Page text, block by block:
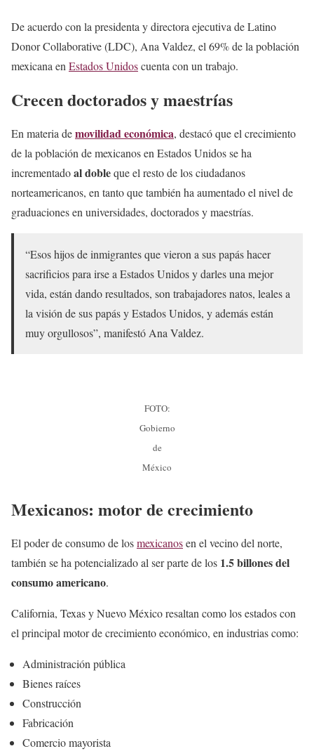
De acuerdo con la presidenta y directora ejecutiva de Latino
Donor Collaborative (LDC), Ana Valdez, el 69% de la población
mexicana enEstados Unidoscuenta con un trabajo.
Crecen doctorados y maestrías
En materia demovilidad económica, destacó que el crecimiento
de la población de mexicanos en Estados Unidos se ha
incrementadoal dobleque el resto de los ciudadanos
norteamericanos, en tanto que también ha aumentado el nivel de
graduaciones en universidades, doctorados y maestrías.
“Esos hijos de inmigrantes que vieron a sus papás hacer
sacrificios para irse a Estados Unidos y darles una mejor
vida, están dando resultados, son trabajadores natos, leales a
la visión de sus papás y Estados Unidos, y además están
muy orgullosos”, manifestó Ana Valdez.
FOTO:
Gobierno
de
México
Mexicanos: motor de crecimiento
El poder de consumo de losmexicanosen el vecino del norte,
también se ha potencializado al ser parte de los 1.5 billones del
consumo americano.
California, Texas y Nuevo México resaltan como los estados con
el principal motor de crecimiento económico, en industrias como:
Administración pública
Bienes raíces
Construcción
Fabricación
Comercio mayorista